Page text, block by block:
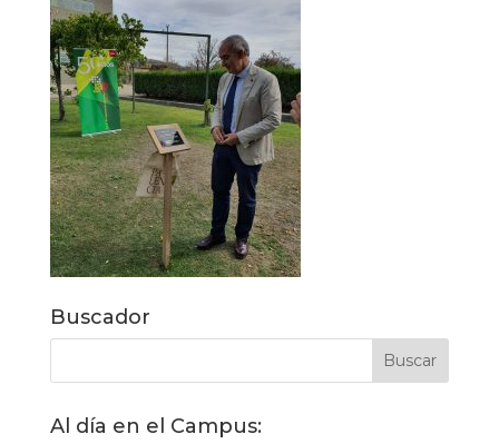
Buscador
Al día en el Campus: